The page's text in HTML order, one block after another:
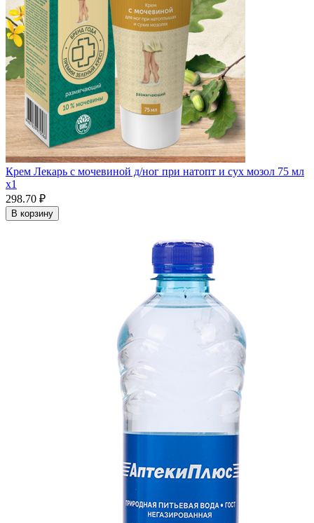
Крем Лекарь с мочевиной д/ног при натопт и сух мозол 75 мл
x1
298.70 ₽
В корзину